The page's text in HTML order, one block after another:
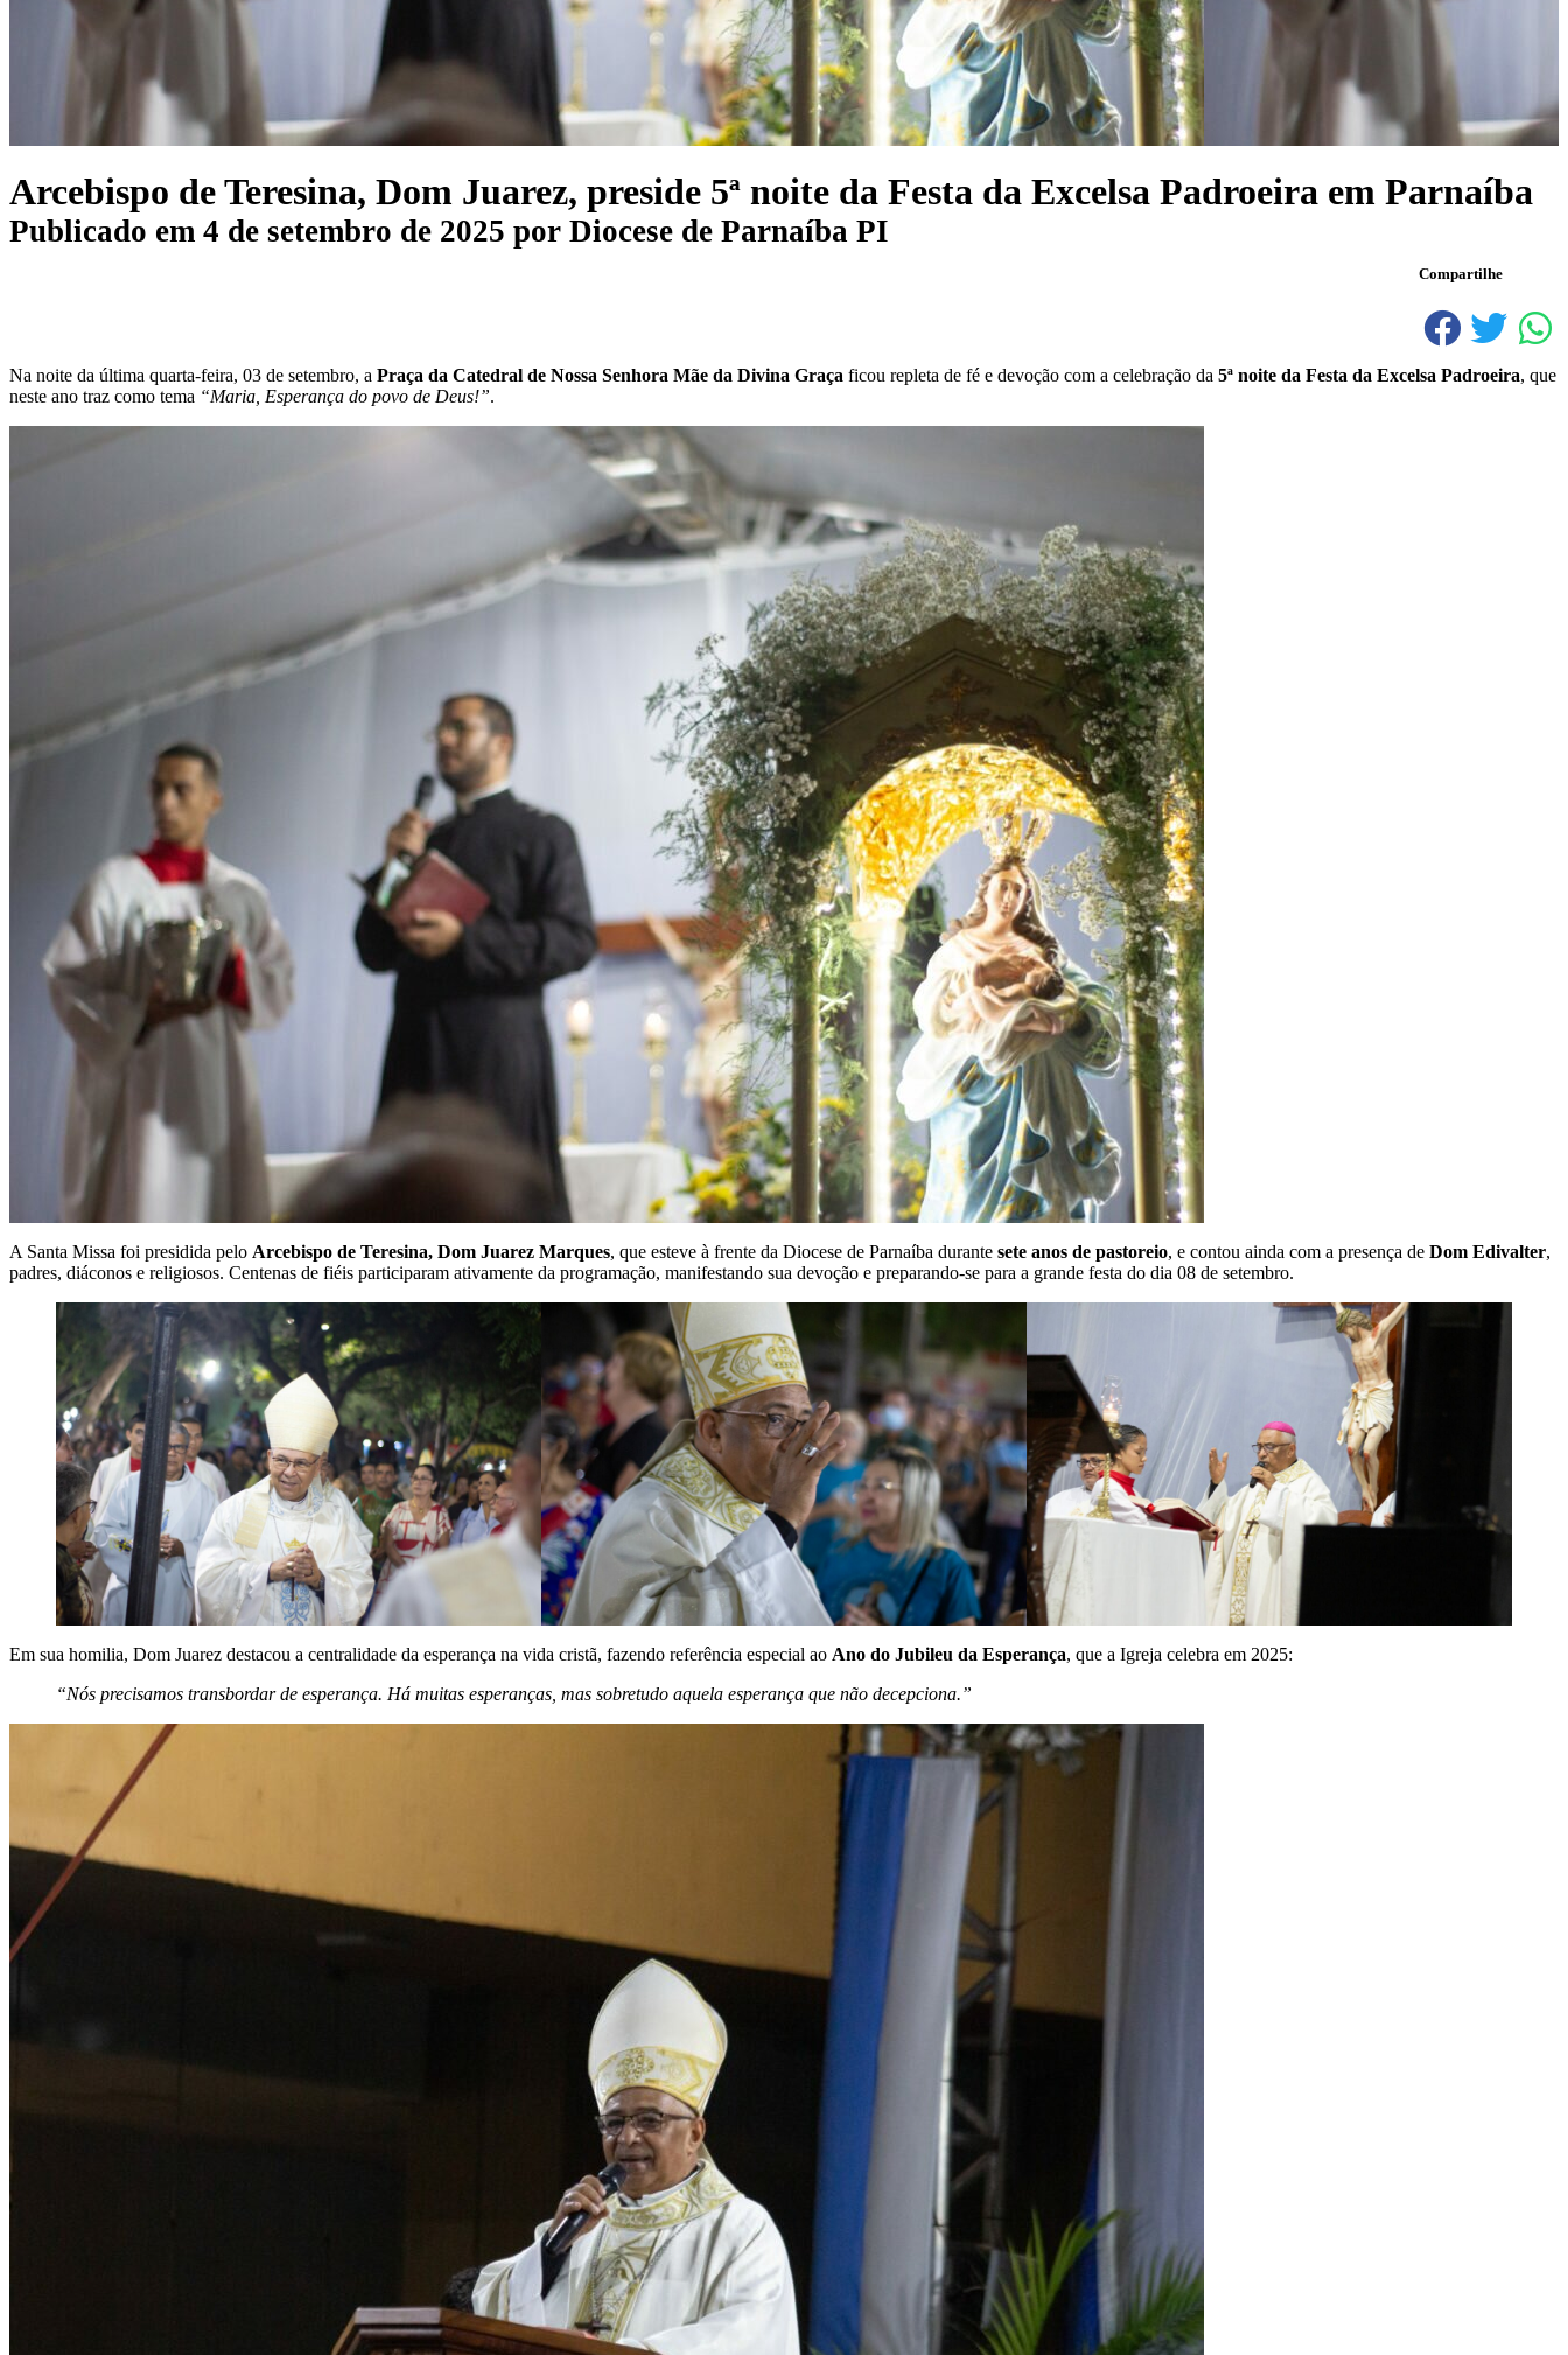
Arcebispo de Teresina, Dom Juarez, preside 5ª noite da Festa da Excelsa Padroeira em Parnaíba
Publicado em 4 de setembro de 2025 por Diocese de Parnaíba PI
Compartilhe
Na noite da última quarta-feira, 03 de setembro, a Praça da Catedral de Nossa Senhora Mãe da Divina Graça ficou repleta de fé e devoção com a celebração da 5ª noite da Festa da Excelsa Padroeira, que
neste ano traz como tema “Maria, Esperança do povo de Deus!”.
A Santa Missa foi presidida pelo Arcebispo de Teresina, Dom Juarez Marques, que esteve à frente da Diocese de Parnaíba durante sete anos de pastoreio, e contou ainda com a presença de Dom Edivalter,
padres, diáconos e religiosos. Centenas de fiéis participaram ativamente da programação, manifestando sua devoção e preparando-se para a grande festa do dia 08 de setembro.
Em sua homilia, Dom Juarez destacou a centralidade da esperança na vida cristã, fazendo referência especial ao Ano do Jubileu da Esperança, que a Igreja celebra em 2025:
“Nós precisamos transbordar de esperança. Há muitas esperanças, mas sobretudo aquela esperança que não decepciona.”